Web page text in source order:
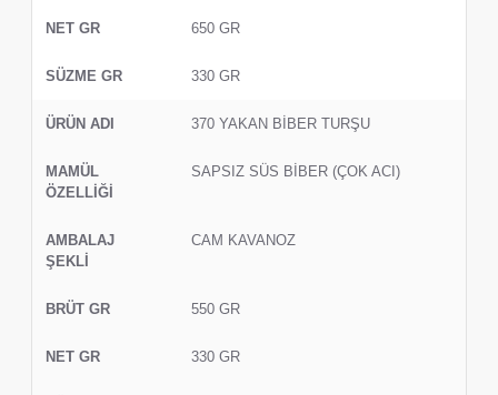
650 GR
330 GR
370 YAKAN BİBER TURŞU
SAPSIZ SÜS BİBER (ÇOK ACI)
CAM KAVANOZ
550 GR
330 GR